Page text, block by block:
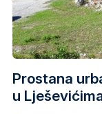
Prostana
u